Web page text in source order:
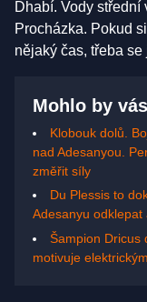
Dhabí. Vody střední
Procházka. Pokud
nějaký čas, třeba
Mohlo by
Klobouk dolů.
nad Adesanyou.
změřit síly
Du Plessis to
Adesanyu
Šampion Dricus
motivuje